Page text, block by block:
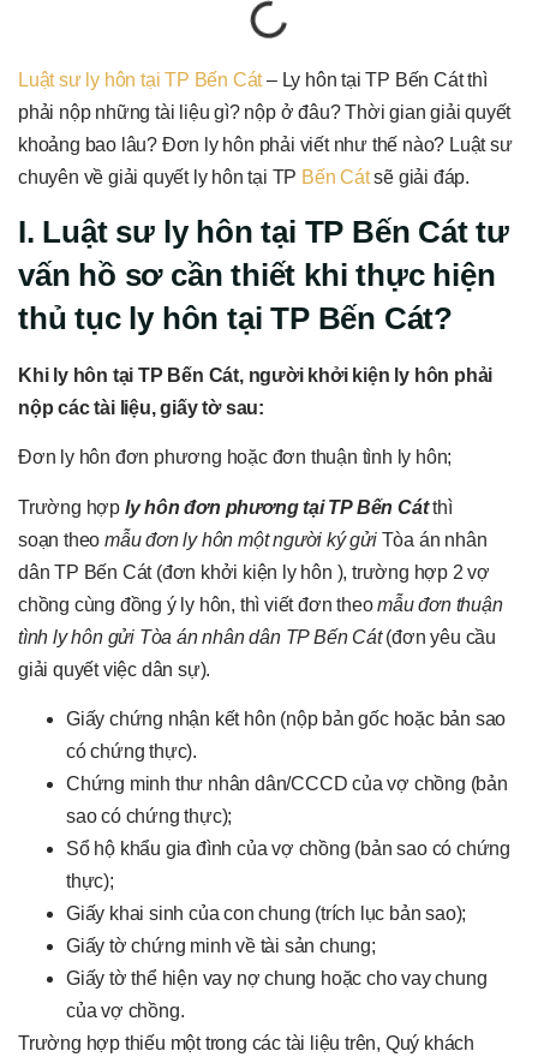
Luật sư ly hôn tại TP Bến Cát– Ly hôn tại TP Bến Cát thì
phải nộp những tài liệu gì? nộp ở đâu? Thời gian giải quyết
khoảng bao lâu? Đơn ly hôn phải viết như thế nào? Luật sư
chuyên về giải quyết ly hôn tại TP Bến Cátsẽ giải đáp.
I. Luậtsư ly hôn tại TP Bến Cát tư
vấn hồ sơ cần thiết khi thực hiện
thủ tục ly hôn tại TP Bến Cát?
Khi ly hôn tại TP Bến Cát, người khởikiện ly hôn phải
nộp các tài liệu, giấy tờ sau:
Đơn ly hôn đơn phương hoặc đơn thuận tình ly hôn;
Trường hợp ly hôn đơn phương tại TP Bến Cátthì
soạn theo mẫu đơn ly hôn một người ký gửiTòa án nhân
dân TP Bến Cát (đơn khởi kiện ly hôn ), trường hợp 2 vợ
chồng cùng đồng ý ly hôn, thì viết đơn theomẫu đơn thuận
tình ly hôn gửi Tòa ánnhân dân TP Bến Cát(đơn yêu cầu
giải quyết việc dân sự).
Giấy chứng nhận kết hôn (nộp bản gốc hoặc bản sao
có chứng thực).
Chứng minh thư nhân dân/CCCD của vợ chồng (bản
sao có chứng thực);
Sổ hộ khẩu gia đình của vợ chồng (bản sao có chứng
thực);
Giấy khai sinh của con chung (trích lục bản sao);
Giấy tờ chứng minh về tài sản chung;
Giấy tờ thể hiện vay nợ chung hoặc cho vay chung
của vợ chồng.
Trường hợp thiếu một trong các tài liệu trên, Quý khách